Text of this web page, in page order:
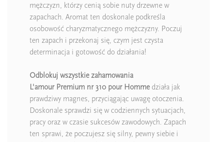
mężczyzn, którzy cenią sobie nuty drzewne w
zapachach. Aromat ten doskonale podkreśla
osobowość charyzmatycznego mężczyzny. Poczuj
ten zapach i przekonaj się, czym jest czysta
determinacja i gotowość do działania!
Odblokuj wszystkie zahamowania
L'amour Premium nr 310 pour Hommedziała jak
prawdziwy magnes, przyciągając uwagę otoczenia.
Doskonale sprawdzi się w codziennych sytuacjach,
pracy oraz w czasie sukcesów zawodowych. Zapach
ten sprawi, że poczujesz się silny, pewny siebie i